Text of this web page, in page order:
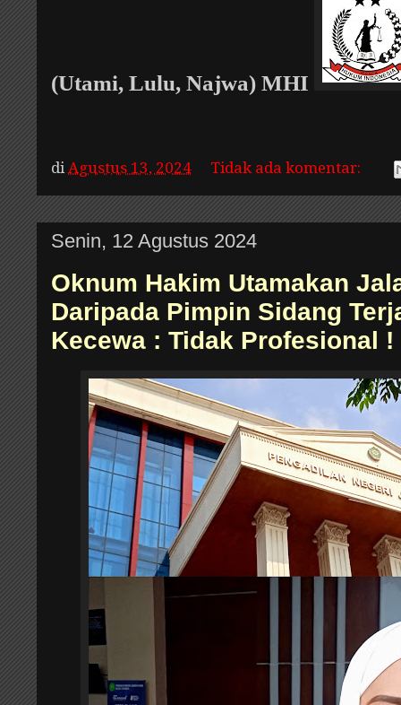
(Utami, Lulu, Najwa) MHI
diAgustus 13, 2024 Tidak ada komentar:
Senin, 12 Agustus 2024
Oknum Hakim Utamakan
Daripada Pimpin Sidang
Kecewa : Tidak Profesional !